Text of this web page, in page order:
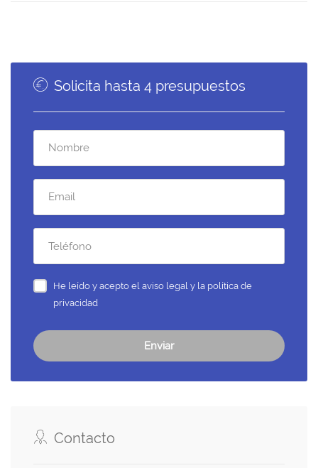
Solicita hasta 4 presupuestos
He leído y acepto el aviso legal y la política de
privacidad
Enviar
Contacto